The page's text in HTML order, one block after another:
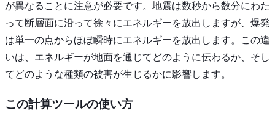
が異なることに注意が必要です。地震は数秒から数分にわた
って断層面に沿って徐々にエネルギーを放出しますが、爆発
は単一の点からほぼ瞬時にエネルギーを放出します。この違
いは、エネルギーが地面を通じてどのように伝わるか、そし
てどのような種類の被害が生じるかに影響します。
この計算ツールの使い方